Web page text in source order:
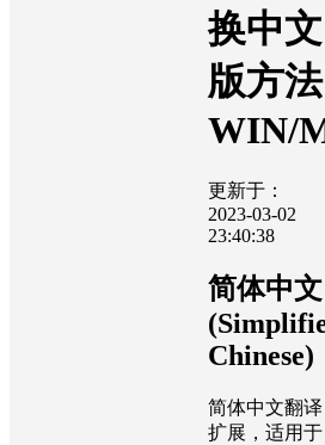
换中文
版方法
WIN/
更新于：
2023-03-02
23:40:38
简体中文
Chinese)
简体中文翻译
扩展，适用于